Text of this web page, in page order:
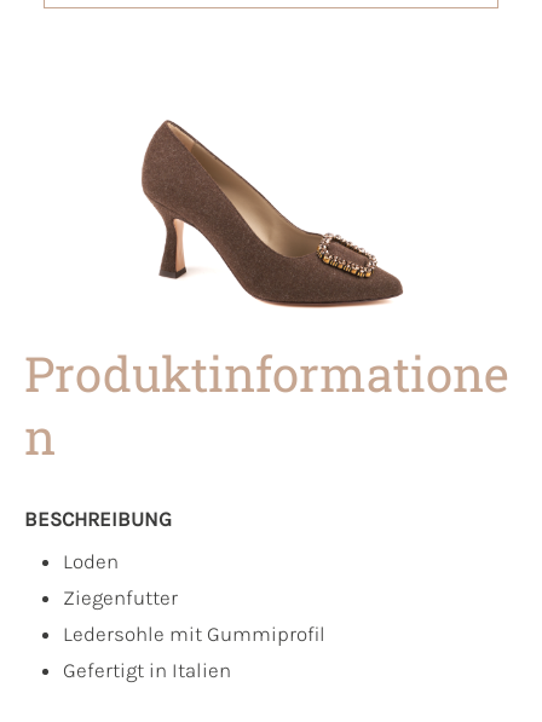
Produktinformatione
n
BESCHREIBUNG
Loden
Ziegenfutter
Ledersohle mit Gummiprofil
Gefertigt in Italien